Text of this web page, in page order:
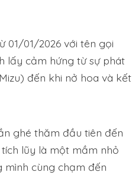
01/01/2026 với tên gọi
lấy cảm hứng từ sự phát
đến khi nở hoa và kết
ghé thăm đầu tiên đến
lũy là một mầm nhỏ
mình cùng chạm đến